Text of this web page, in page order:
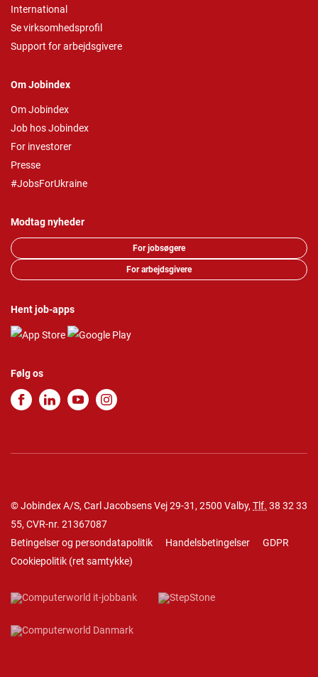
International
Se virksomhedsprofil
Support for arbejdsgivere
Om Jobindex
Om Jobindex
Job hos Jobindex
For investorer
Presse
#JobsForUkraine
Modtag nyheder
For jobsøgere
For arbejdsgivere
Hent job-apps
Følg os
© Jobindex A/S, Carl Jacobsens Vej 29-31, 2500 Valby, Tlf. 38 32 33
55, CVR-nr. 21367087
Betingelser og persondatapolitik
Handelsbetingelser
GDPR
Cookiepolitik (ret samtykke)